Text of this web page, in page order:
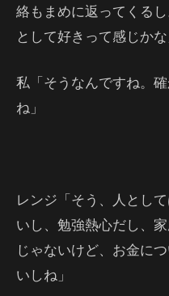
絡もまめに返ってくる
として好きって感じかな
私「そうなんですね。
ね」
レンジ「そう、人とし
いし、勉強熱心だし、
じゃないけど、お金に
いしね」